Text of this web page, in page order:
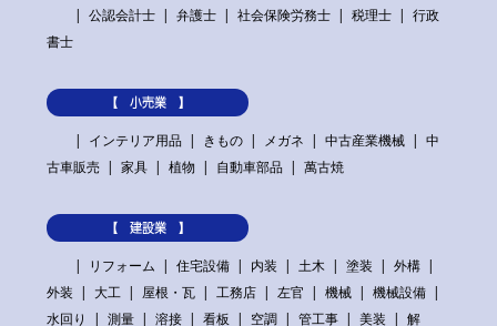
公認会計士
弁護士 社会保険労務士 税理士
行政
書士
【 小売業 】
インテリア用品
きもの メガネ 中古産業機械
中
古車販売
家具 植物 自動車部品 萬古焼
【 建設業 】
リフォーム
住宅設備 内装 土木 塗装
外構
外装
大工 屋根・瓦 工務店 左官 機械
機械設備
水回り
測量 溶接 看板 空調 管工事 美装 解